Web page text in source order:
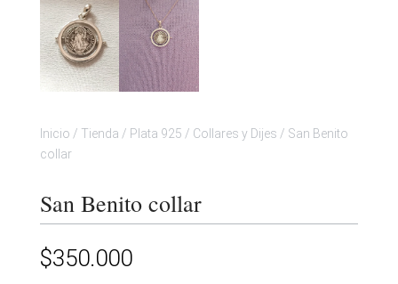
Inicio / Tienda / Plata 925 / Collares y Dijes / San Benito
collar
San Benito collar
$350.000